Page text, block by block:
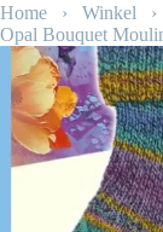
Home › Winkel ›
Opal Bouquet